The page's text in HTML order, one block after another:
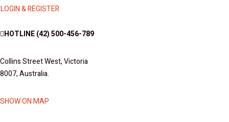
LOGIN & REGISTER
HOTLINE(42) 500-456-789
Collins Street West, Victoria
8007, Australia.
SHOW ON MAP